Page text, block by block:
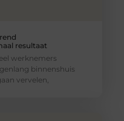
resultaat
werknemers
binnenshuis
vervelen,